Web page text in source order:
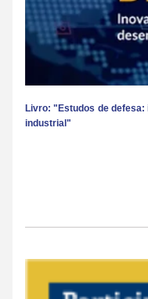
Livro: "Estudos de
industrial"